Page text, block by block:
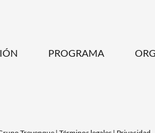
PROGRAMA